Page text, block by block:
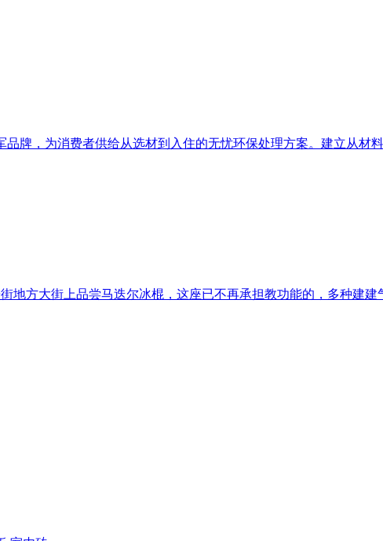
牌，为消费者供给从选材到入住的无忧环保处理方案。建立从材
方大街上品尝马迭尔冰棍，这座已不再承担教功能的，多种建建